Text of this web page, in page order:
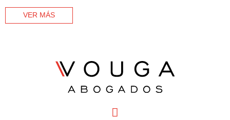
VER MÁS